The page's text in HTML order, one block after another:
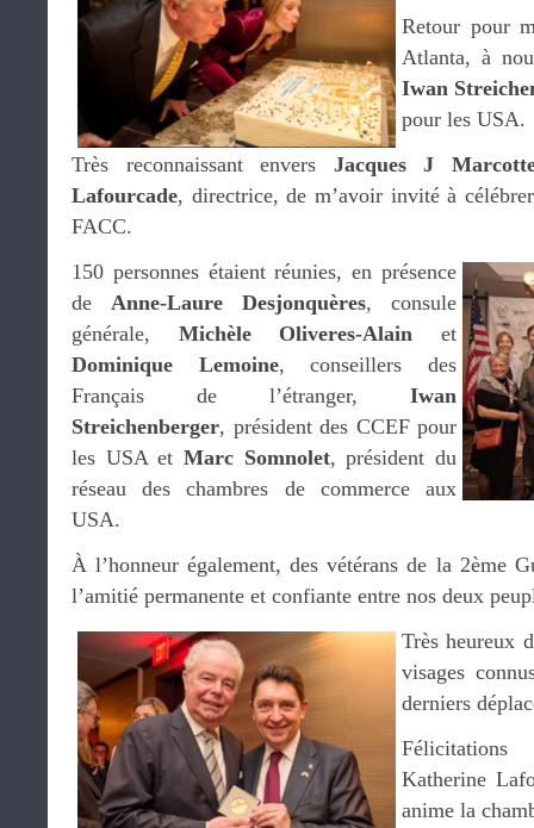
Retour pour
Atlanta, à
Iwan
pour les USA.
Très reconnaissant envers Jacques J
Lafourcade, directrice, de m’avoir invité à
FACC.
150 personnes étaient réunies, en présence
de Anne-Laure Desjonquères, consule
générale, Michèle Oliveres-Alain et
Dominique Lemoine, conseillers des
Français de l’étranger, Iwan
Streichenberger, président des CCEF pour
les USA et Marc Somnolet, président du
réseau des chambres de commerce aux
USA.
À l’honneur également, des vétérans de la 2ème
l’amitié permanente et confiante entre nos deux
Très heureux
visages
derniers
Katherine
anime la